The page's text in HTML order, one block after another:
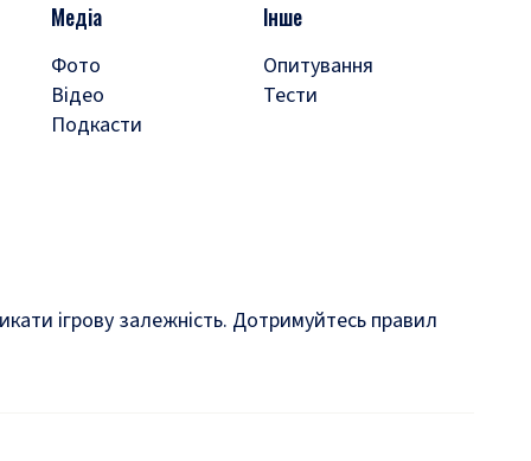
Медіа
Фото
Відео
Подкасти
Інше
Опитування
Тести
ігрову залежність. Дотримуйтесь правил